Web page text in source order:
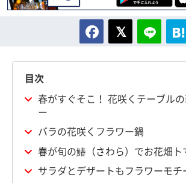
目次
春がすぐそこ！ 花咲くテーブル
ー
バラの花咲くフラワー鍋
春が旬の鰆（さわら）でお花畑ト
サラダとデザートもフラワーモチ